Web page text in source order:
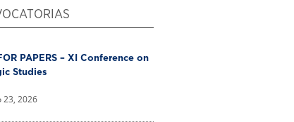
PAPERS – XI Conference on
Studies
23, 2026